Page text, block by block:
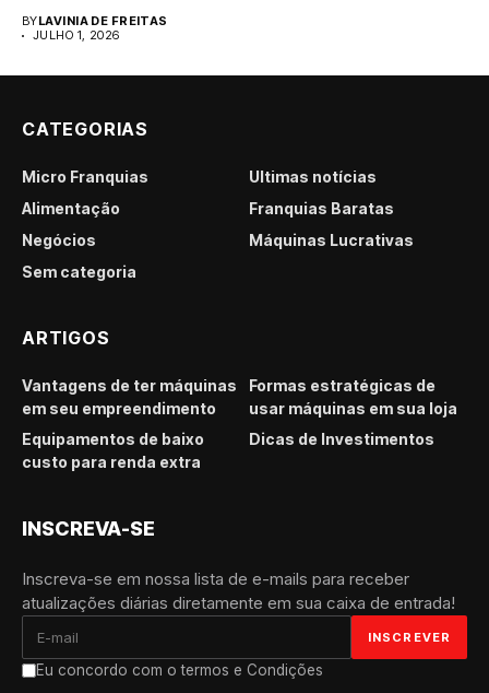
BYLAVINIA DE FREITAS
JULHO 1, 2026
CATEGORIAS
Micro Franquias
Últimas notícias
Alimentação
Franquias Baratas
Negócios
Máquinas Lucrativas
Sem categoria
ARTIGOS
Vantagens de ter máquinas
em seu empreendimento
Formas estratégicas de
usar máquinas em sua loja
Equipamentos de baixo
custo para renda extra
Dicas de Investimentos
INSCREVA-SE
Inscreva-se em nossa lista de e-mails para receber
atualizações diárias diretamente em sua caixa de entrada!
Eu concordo com o termos e Condições